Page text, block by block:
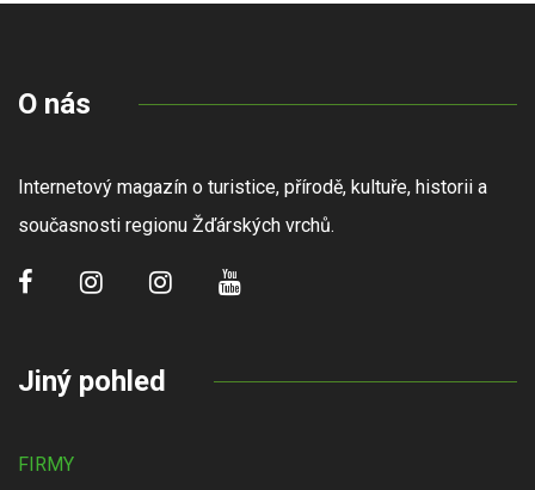
O nás
Internetový magazín o turistice, přírodě, kultuře, historii a
současnosti regionu Žďárských vrchů.
Jiný pohled
FIRMY